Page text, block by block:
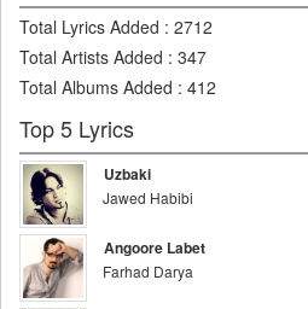
Total Lyrics Added : 2712
Total Artists Added : 347
Total Albums Added : 412
Top 5 Lyrics
Uzbaki
Jawed Habibi
Angoore Labet
Farhad Darya